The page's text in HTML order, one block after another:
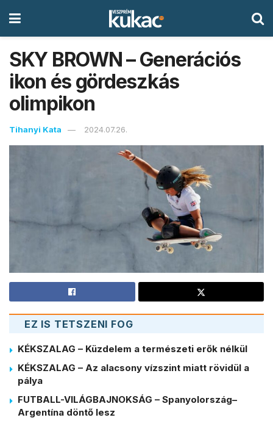
SKY BROWN – Generációs
ikon és gördeszkás
olimpikon
Tihanyi Kata 2024.07.26.
EZ IS TETSZENI FOG
KÉKSZALAG – Küzdelem a természeti erők nélkül
KÉKSZALAG – Az alacsony vízszint miatt rövidül a
pálya
FUTBALL-VILÁGBAJNOKSÁG – Spanyolország–
Argentína döntő lesz